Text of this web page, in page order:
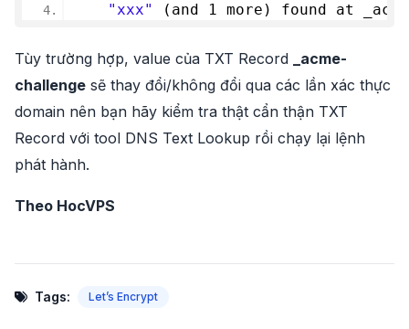
"xxx"
(and 1 more) found at
Tùy trường hợp, value của TXT Record
_acme-
challenge sẽ thay đổi/không đổi qua các lần xác thực
domain nên bạn hãy kiểm tra thật cẩn thận TXT
Record với tool DNS Text Lookup rồi chạy lại lệnh
phát hành.
Theo HocVPS
Tags: Let’s Encrypt